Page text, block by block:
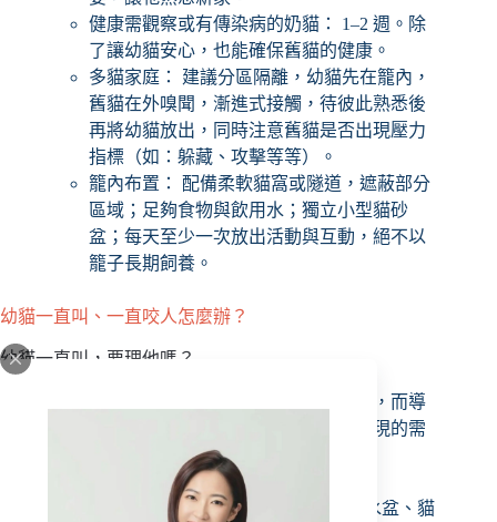
健康需觀察或有傳染病的奶貓： 1–2 週。除
了讓幼貓安心，也能確保舊貓的健康。
多貓家庭： 建議分區隔離，幼貓先在籠內，
舊貓在外嗅聞，漸進式接觸，待彼此熟悉後
再將幼貓放出，同時注意舊貓是否出現壓力
指標（如：躲藏、攻擊等等）。
籠內布置： 配備柔軟貓窩或隧道，遮蔽部分
區域；足夠食物與飲用水；獨立小型貓砂
盆；每天至少一次放出活動與互動，絕不以
籠子長期飼養。
幼貓一直叫、一直咬人怎麼辦？
幼貓一直叫，要理他嗎？
幼貓一直叫，可以去思考是否有需求沒有被滿足，而導
致貓咪一直叫，生理、環境安全、社交、自我實現的需
：每日飲食量是否足夠？食盆、水盆、貓